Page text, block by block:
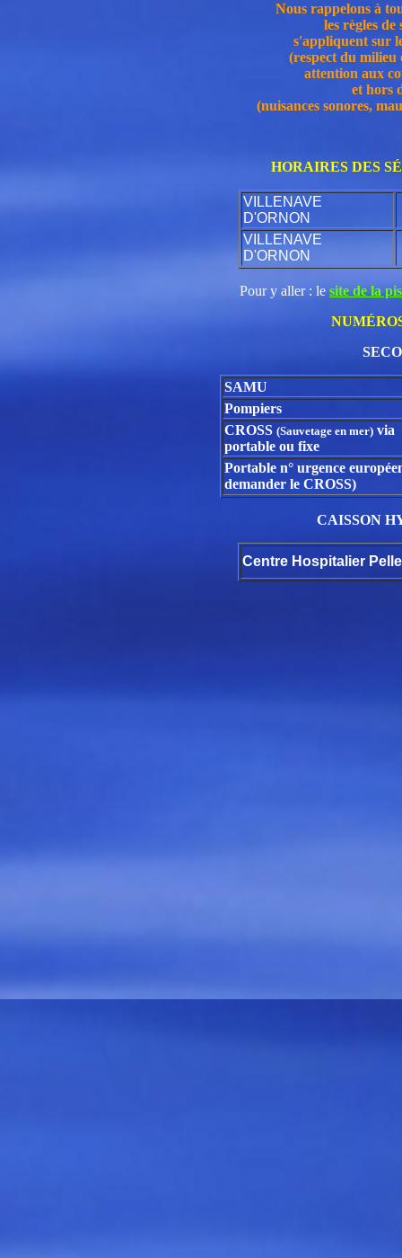
Nous rappelons à
les règles
s'appliquent sur
(respect du milieu
attention aux
et hors
(nuisances sonores,
HORAIRES DES
VILLENAVE
D'ORNON
VILLENAVE
D'ORNON
Pour y aller : le site de la
SAMU
Pompiers
CROSS (Sauvetage en mer)via
portable ou fixe
Portable n° urgence
demander le CROSS)
CAISSON
Centre Hospitalier